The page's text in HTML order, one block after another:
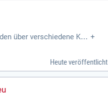
über verschiedene Kan +
Heute veröffentlicht